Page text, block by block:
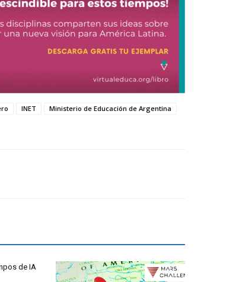
INET
Ministerio de Educación de Argentina
de IA